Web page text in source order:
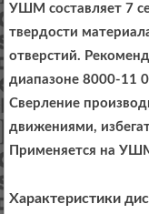
УШМ составляет 7
твердости
отверстий.
диапазоне 8000-11
Сверление
движениями,
Применяется на
Характеристики